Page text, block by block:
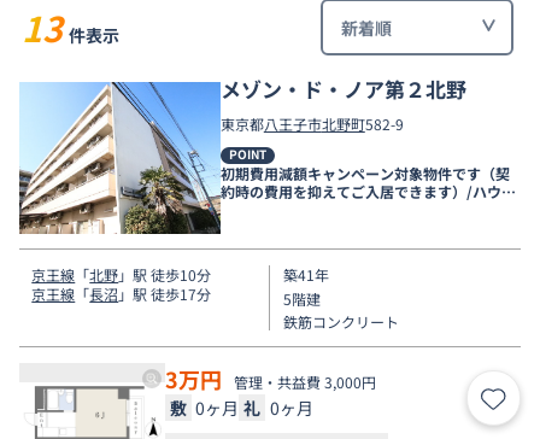
13 件表示
メゾン・ド・ノア第２北野
東京都八王子市北野町582-9
POINT
初期費用減額キャンペーン対象物件です（契
約時の費用を抑えてご入居できます）/ハウス
メイト管理物件です
京王線 「北野」駅 徒歩10分
京王線 「長沼 」駅 徒歩17分
築41年
5階建
鉄筋コンクリート
3万円 管理・共益費 3,000円
敷 0ヶ月 礼 0ヶ月 お気